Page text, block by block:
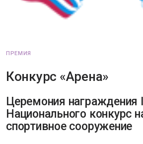
ПРЕМИЯ
Конкурс «Арена»
Церемония награждения II
Национального конкурс
спортивное сооружение